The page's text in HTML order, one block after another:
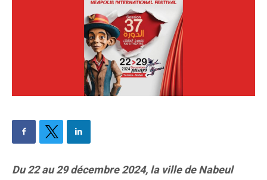
Du 22 au 29 décembre 2024, la ville de Nabeul